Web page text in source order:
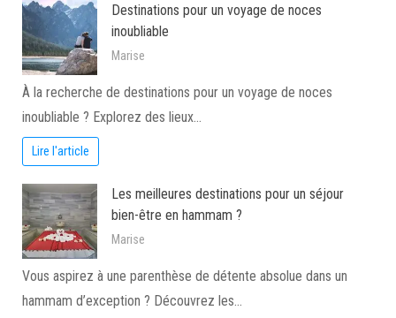
Destinations pour un voyage de noces
inoubliable
Marise
À la recherche de destinations pour un voyage de noces
inoubliable ? Explorez des lieux…
Lire l'article
Les meilleures destinations pour un séjour
bien-être en hammam ?
Marise
Vous aspirez à une parenthèse de détente absolue dans un
hammam d’exception ? Découvrez les…